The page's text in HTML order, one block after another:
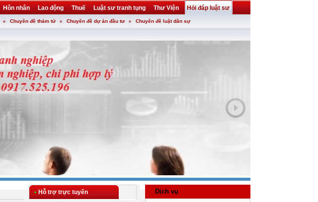
Hôn nhân Lao động Thuế Luật sư tranh tụng Thư Viện Hỏi đáp luật sư
Chuyên đề thám tử Chuyên đề dự án đầu tư Chuyên đề luật dân sự
• Hỗ trợ trực tuyến
Dịch vụ